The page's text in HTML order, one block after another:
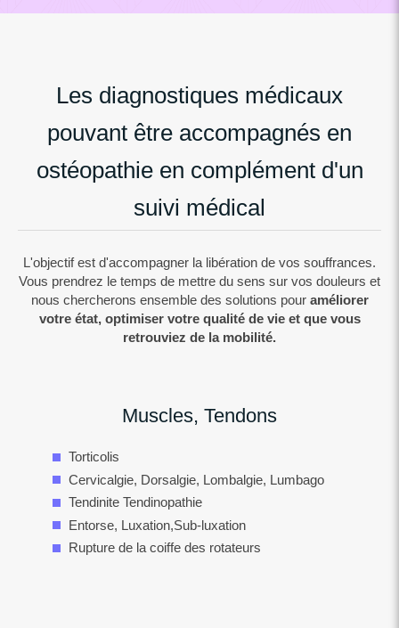
Les diagnostiques médicaux
pouvant être accompagnés en
ostéopathie en complément d'un
suivi médical
L'objectif est d'accompagner la libération de vos souffrances.
Vous prendrez le temps de mettre du sens sur vos douleurs et
nous chercherons ensemble des solutions pour améliorer
votre état, optimiser votre qualité de vie et que vous
retrouviez de la mobilité.
Muscles, Tendons
Torticolis
Cervicalgie, Dorsalgie, Lombalgie, Lumbago
Tendinite Tendinopathie
Entorse, Luxation,Sub-luxation
Rupture de la coiffe des rotateurs